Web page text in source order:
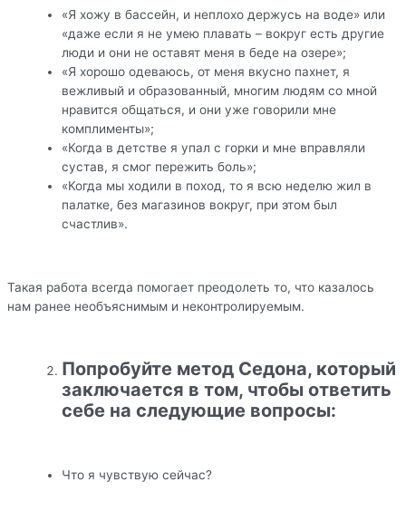
«Я хожу в бассейн, и неплохо держусь на воде» или
«даже если я не умею плавать – вокруг есть другие
люди и они не оставят меня в беде на озере»;
«Я хорошо одеваюсь, от меня вкусно пахнет, я
вежливый и образованный, многим людям со мной
нравится общаться, и они уже говорили мне
комплименты»;
«Когда в детстве я упал с горки и мне вправляли
сустав, я смог пережить боль»;
«Когда мы ходили в поход, то я всю неделю жил в
палатке, без магазинов вокруг, при этом был
счастлив».
Такая работа всегда помогает преодолеть то, что казалось
нам ранее необъяснимым и неконтролируемым.
Попробуйте метод Седона, который
заключается в том, чтобы ответить
себе на следующие вопросы:
Что я чувствую сейчас?